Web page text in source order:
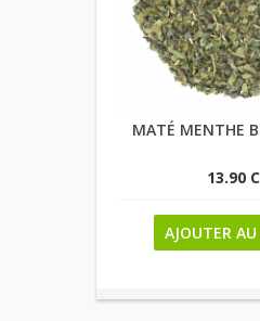
MATÉ MENTHE
13.90
AJOUTER